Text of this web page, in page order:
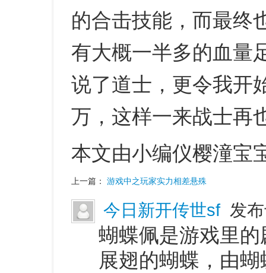
的合击技能，而最终
有大概一半多的血量
说了道士，更令我开
万，这样一来战士再
本文由小编仪樱潼宝
上一篇： 游戏中之玩家实力相差悬殊
今日新开传世sf 发
蝴蝶佩是游戏里
展翅的蝴蝶，由